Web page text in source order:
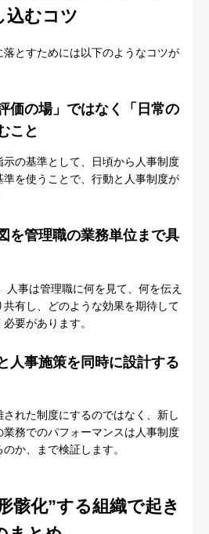
込むコツ
落とすためには以下のようなコツが
の場」ではなく「日常の
こと
の基準として、日頃から人事制度
を使うことで、行動と人事制度が
管理職の業務単位まで具
人事は管理職に何を見て、何を伝え
有し、どのような効果を期待して
要があります。
事施策を同時に設計する
れた制度にするのではなく、新し
業務でのパフォーマンスは人事制度
か、まで検証します。
骸化”する組織で起き